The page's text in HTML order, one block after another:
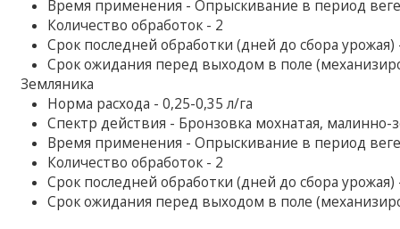
Время применения - Опрыскивание в период
Количество обработок - 2
Срок последней обработки (дней до сбора урожая)
Срок ожидания перед выходом в поле
Земляника
Норма расхода - 0,25-0,35 л/га
Спектр действия - Бронзовка мохнатая, малинно-
Время применения - Опрыскивание в период
Количество обработок - 2
Срок последней обработки (дней до сбора урожая)
Срок ожидания перед выходом в поле